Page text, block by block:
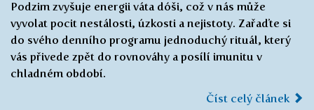
Podzim zvyšuje energii váta dóši, což v nás může
vyvolat pocit nestálosti, úzkosti a nejistoty. Zařaďte si
do svého denního programu jednoduchý rituál, který
vás přivede zpět do rovnováhy a posílí imunitu v
chladném období.
Číst celý článek